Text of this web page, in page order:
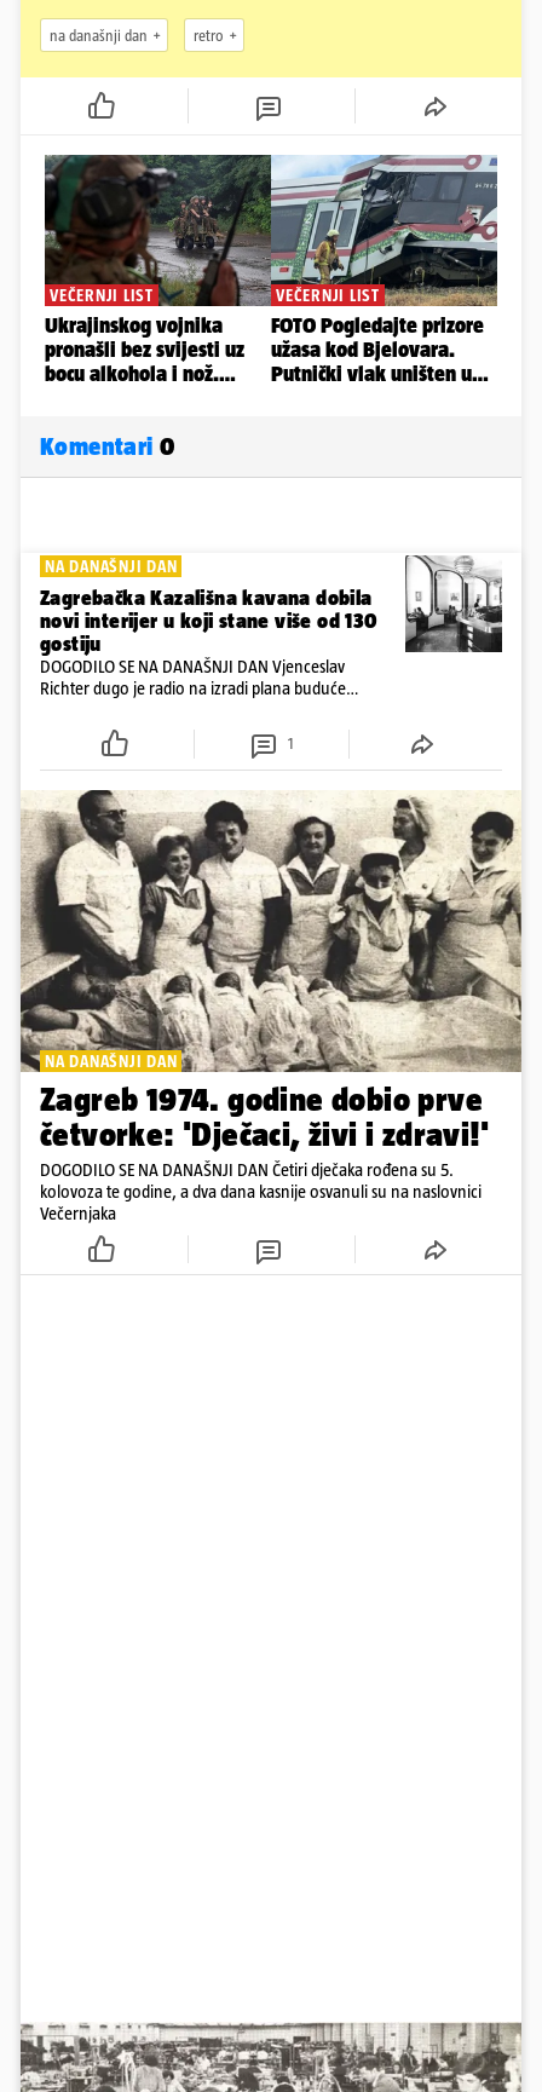
na današnji dan retro
Komentari 0
NA DANAŠNJI DAN
Zagrebačka Kazališna kavana dobila
novi interijer u koji stane više od 130
gostiju
DOGODILO SE NA DANAŠNJI DAN Vjenceslav
Richter dugo je radio na izradi plana buduće
poduzeće Mosor i želje Zagrepčana
1
NA DANAŠNJI DAN
Zagreb 1974. godine dobio prve
četvorke: 'Dječaci, živi i zdravi!'
DOGODILO SE NA DANAŠNJI DAN Četiri dječaka rođena su 5.
kolovoza te godine, a dva dana kasnije osvanuli su na naslovnici
Večernjaka